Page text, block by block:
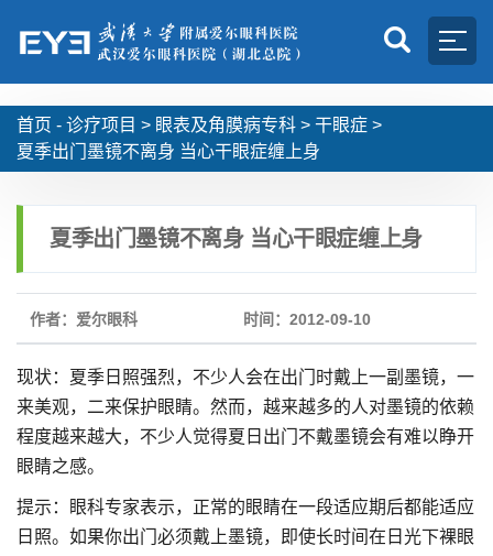
首页 - 诊疗项目 > 眼表及角膜病专科 > 干眼症 >
夏季出门墨镜不离身 当心干眼症缠上身
夏季出门墨镜不离身 当心干眼症缠上身
作者：爱尔眼科 时间：2012-09-10
现状：夏季日照强烈，不少人会在出门时戴上一副墨镜，一
来美观，二来保护眼睛。然而，越来越多的人对墨镜的依赖
程度越来越大，不少人觉得夏日出门不戴墨镜会有难以睁开
眼睛之感。
提示：眼科专家表示，正常的眼睛在一段适应期后都能适应
日照。如果你出门必须戴上墨镜，即使长时间在日光下裸眼